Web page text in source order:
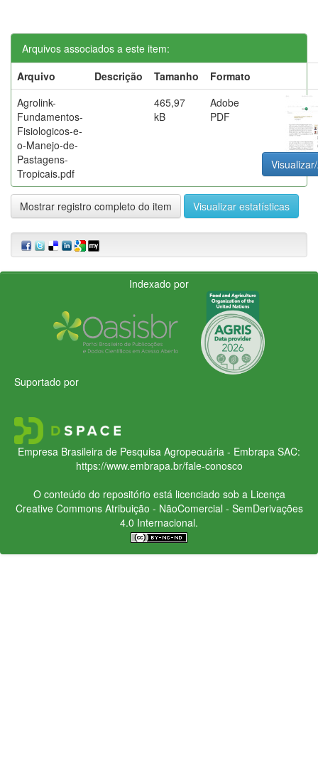
Arquivos associados a este item:
Arquivo
Descrição Tamanho
Formato
Agrolink-
Fundamentos-
Fisiologicos-e-
o-Manejo-de-
Pastagens-
Tropicais.pdf
465,97
kB
Adobe
PDF
Mostrar registro completo do item Visualizar estatísticas
Indexado por
Suportado por
Empresa Brasileira de Pesquisa Agropecuária - Embrapa SAC:
https://www.embrapa.br/fale-conosco
O conteúdo do repositório está licenciado sob a Licença
Creative CommonsAtribuição - NãoComercial - SemDerivações
4.0 Internacional.